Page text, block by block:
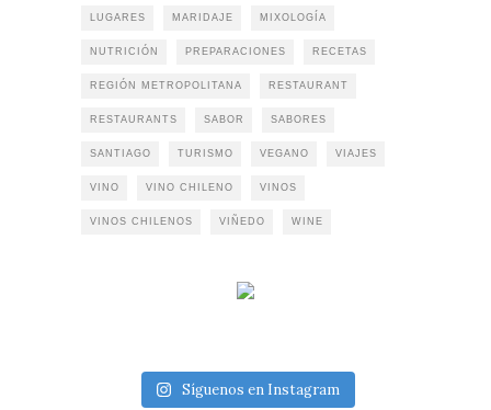
LUGARES MARIDAJE MIXOLOGÍA
NUTRICIÓN PREPARACIONES RECETAS
REGIÓN METROPOLITANA RESTAURANT
RESTAURANTS SABOR SABORES
SANTIAGO TURISMO VEGANO VIAJES
VINO VINO CHILENO VINOS
VINOS CHILENOS VIÑEDO WINE
Síguenos en Instagram